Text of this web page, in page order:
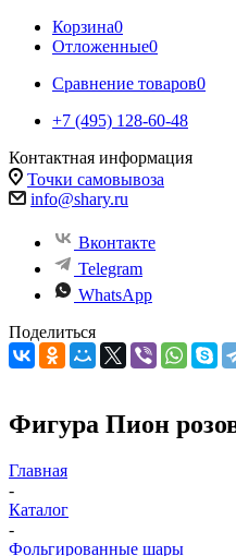
Корзина0
Отложенные0
Сравнение товаров0
+7 (495) 128-60-48
Контактная информация
Точки самовывоза
info@shary.ru
Вконтакте
Telegram
WhatsApp
Поделиться
Фигура Пион
Главная
-
Каталог
-
Фольгированные шары